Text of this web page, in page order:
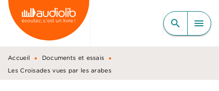
MENU RECHERCHE
CONTENU
PIED DE PAGE
search menu
Accueil • Documents et essais •
Les Croisades vues par les arabes